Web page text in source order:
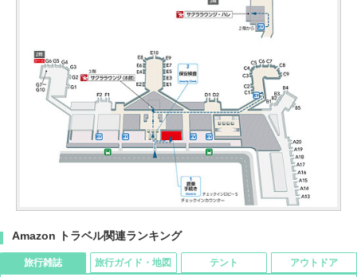
Amazon トラベル関連ランキング
旅行雑誌 旅行ガイド・地図 テント アウトドア